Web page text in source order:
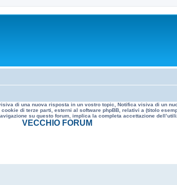
di una nuova risposta in un vostro topic, Notifica visiva di un
di terze parti, esterni al software phpBB, relativi a (titolo
su questo forum, implica la completa accettazione
VECCHIO FORUM